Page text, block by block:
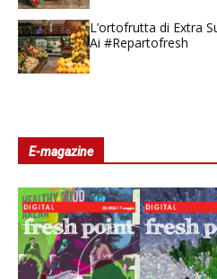
L’ortofrutta di Extra
Ai #Repartofresh
E-magazine